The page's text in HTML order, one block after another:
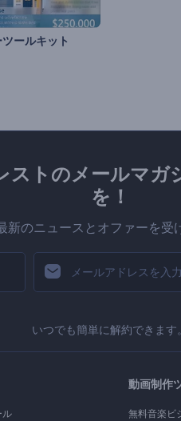
ールキット
ストのメールマガ
を！
新のニュースとオファーを受
いつでも簡単に解約できます。
ル
動画制作
無料音楽ビ